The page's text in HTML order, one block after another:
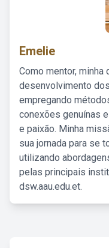
Emelie
Como mentor, minha
desenvolvimento
empregando
conexões genuínas
e paixão. Minha
sua jornada para se
utilizando
pelas principais
dsw.aau.edu.et.